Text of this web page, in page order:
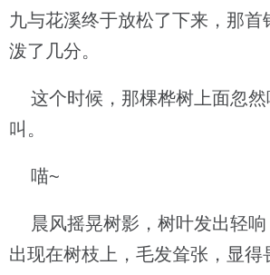
九与花溪终于放松了下来，那首
泼了几分。
这个时候，那棵桦树上面忽然
叫。
喵~
晨风摇晃树影，树叶发出轻响
出现在树枝上，毛发耸张，显得